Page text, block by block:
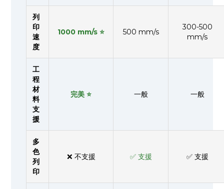
列
印
速
度
1000 mm/s ⭐ 500 mm/s
300-500
mm/s
工
程
材
料
支
援
完美 ⭐ 一般 一般
多
色
列
印
❌ 不支援 ✅ 支援 ✅ 支援